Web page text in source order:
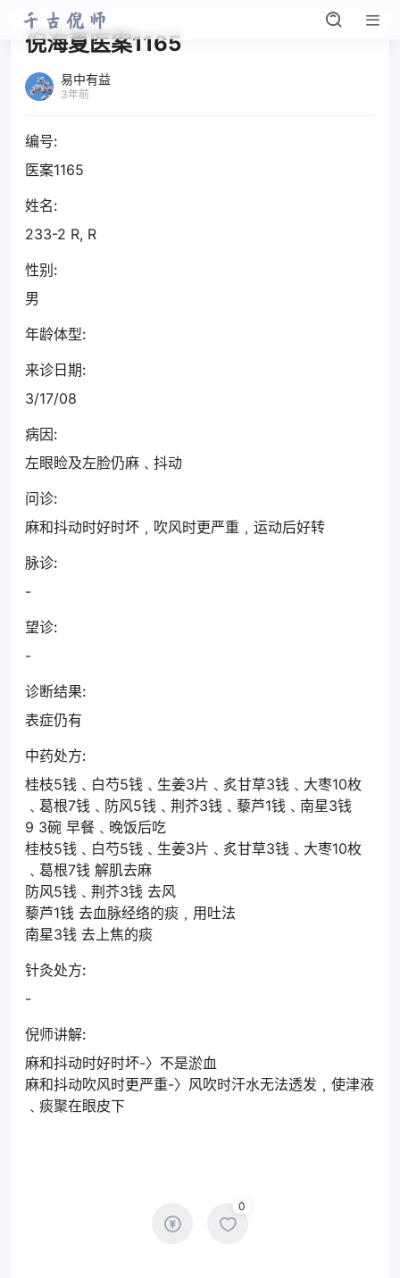
倪海夏医案1165
易中有益
3年前
编号:
医案1165
姓名:
233-2 R, R
性别:
男
年龄体型:
来诊日期:
3/17/08
病因:
左眼睑及左脸仍麻﹑抖动
问诊:
麻和抖动时好时坏﹐吹风时更严重﹐运动后好转
脉诊:
-
望诊:
-
诊断结果:
表症仍有
中药处方:
桂枝5钱﹑白芍5钱﹑生姜3片﹑炙甘草3钱﹑大枣10枚
﹑葛根7钱﹑防风5钱﹑荆芥3钱﹑藜芦1钱﹑南星3钱
9 3碗 早餐﹑晚饭后吃
桂枝5钱﹑白芍5钱﹑生姜3片﹑炙甘草3钱﹑大枣10枚
﹑葛根7钱 解肌去麻
防风5钱﹑荆芥3钱 去风
藜芦1钱 去血脉经络的痰﹐用吐法
南星3钱 去上焦的痰
针灸处方:
-
倪师讲解:
麻和抖动时好时坏-〉不是淤血
麻和抖动吹风时更严重-〉风吹时汗水无法透发﹐使津液
﹑痰聚在眼皮下
0